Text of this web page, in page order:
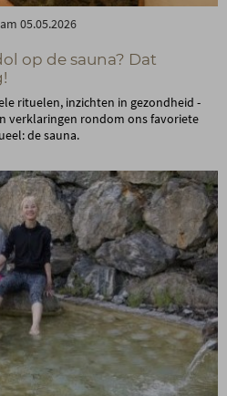
05.05.2026
op de sauna? Dat
rituelen, inzichten in gezondheid -
verklaringen rondom ons favoriete
de sauna.